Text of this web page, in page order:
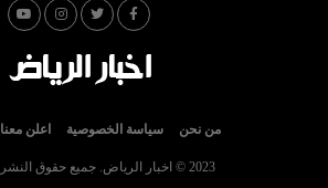
من نحن سياسة الخصوصية اعلن معنا
2023 © اخبار الرياض. جميع حقوق النشر محفوظة.